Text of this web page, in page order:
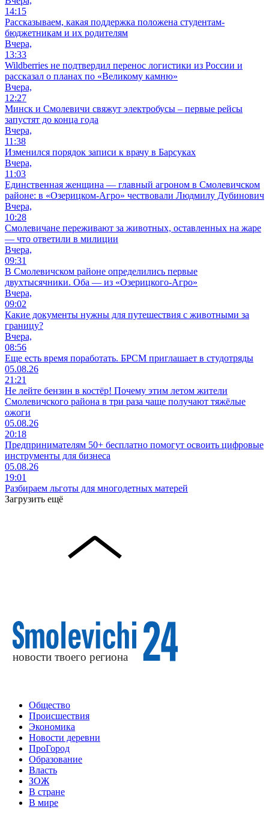
14:15
Рассказываем, какая поддержка положена студентам-
бюджетникам и их родителям
Вчера,
13:33
Wildberries не подтвердил перенос логистики из России и
рассказал о планах по «Великому камню»
Вчера,
12:27
Минск и Смолевичи свяжут электробусы – первые рейсы
запустят до конца года
Вчера,
11:38
Изменился порядок записи к врачу в Барсуках
Вчера,
11:03
Единственная женщина — главный агроном в Смолевичском
районе: в «Озерицком-Агро» чествовали Людмилу Дубинович
Вчера,
10:28
Смолевичане переживают за животных, оставленных на жаре
— что ответили в милиции
Вчера,
09:31
В Смолевичском районе определились первые
двухтысячники. Оба — из «Озерицкого-Агро»
Вчера,
09:02
Какие документы нужны для путешествия с животными за
границу?
Вчера,
08:56
Еще есть время поработать. БРСМ приглашает в студотряды
05.08.26
21:21
Не лейте бензин в костёр! Почему этим летом жители
Смолевичского района в три раза чаще получают тяжёлые
ожоги
05.08.26
20:18
Предпринимателям 50+ бесплатно помогут освоить цифровые
инструменты для бизнеса
05.08.26
19:01
Разбираем льготы для многодетных матерей
Загрузить ещё
Общество
Происшествия
Экономика
Новости деревни
ПроГород
Образование
Власть
ЗОЖ
В стране
В мире